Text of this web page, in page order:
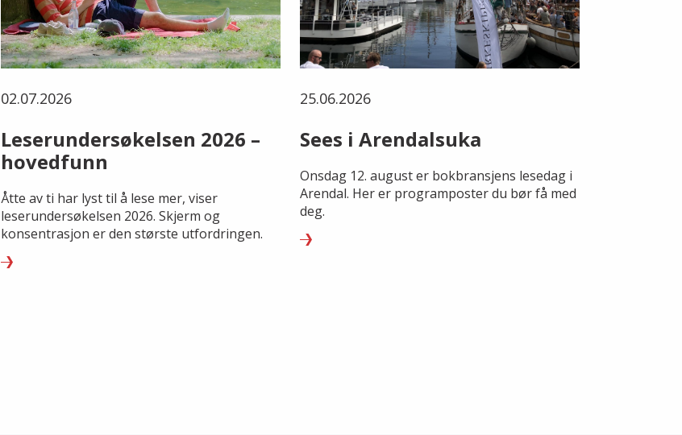
02.07.2026
Leserundersøkelsen 2026 –
hovedfunn
Åtte av ti har lyst til å lese mer, viser
leserundersøkelsen 2026. Skjerm og
konsentrasjon er den største utfordringen.
25.06.2026
Sees i Arendalsuka
Onsdag 12. august er bokbransjens lesedag i
Arendal. Her er programposter du bør få med
deg.